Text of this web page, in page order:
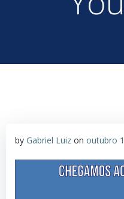
by Gabriel Luiz on outubro